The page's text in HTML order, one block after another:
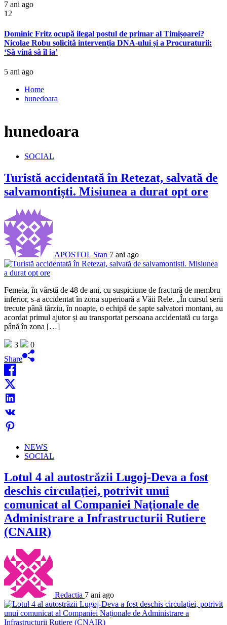
7 ani ago
12
Dominic Fritz ocupă ilegal postul de primar al Timișoarei?
Nicolae Robu solicită intervenția DNA-ului și a Procuraturii:
‘Să vină să îl ia’
5 ani ago
Home
hunedoara
hunedoara
SOCIAL
Turistă accidentată în Retezat, salvată de
salvamontiști. Misiunea a durat opt ore
APOSTOL Stan 7 ani ago
Femeia, în vârstă de 48 de ani, cu suspiciune de fractură de membru
inferior, s-a accidentat în zona superioară a Văii Rele. „În cursul serii
trecute până târziu, în noapte, o echipă de șapte salvatori montani, au
acordat primul ajutor și au transportat persoana accidentată cu targa
până în zona […]
3
0
Share
NEWS
SOCIAL
Lotul 4 al autostrăzii Lugoj-Deva a fost
deschis circulaţiei, potrivit unui
comunicat al Companiei Naţionale de
Administrare a Infrastructurii Rutiere
(CNAIR)
Redactia 7 ani ago